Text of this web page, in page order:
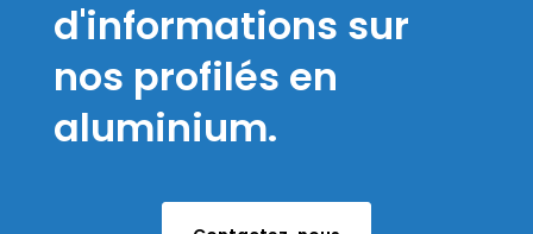
d'informations sur
nos profilés en
aluminium.